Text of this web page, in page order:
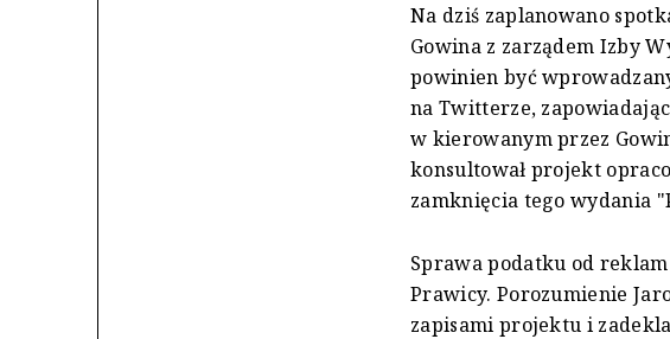
Na dziś zaplanowano
Gowina z zarządem Izby
powinien być
na Twitterze,
w kierowanym przez
konsultował projekt
zamknięcia tego wydania
Sprawa podatku od
Prawicy. Porozumienie
zapisami projektu i